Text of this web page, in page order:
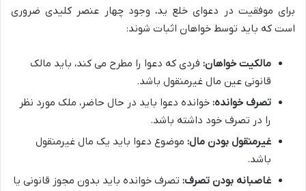
برای موفقیت در دعوای خلع ید، وجود چهار عنصر کلیدی ضروری
است که باید توسط خواهان اثبات شوند:
مالکیت خواهان: فردی که دعوا را مطرح می کند، باید مالک
قانونی عین مال غیرمنقول باشد.
تصرف خوانده: خوانده دعوا باید در حال حاضر، ملک مورد نظر
را در تصرف خود داشته باشد.
غیرمنقول بودن مال: موضوع دعوا باید یک مال غیرمنقول
باشد.
غاصبانه بودن تصرف: تصرف خوانده باید بدون مجوز قانونی یا